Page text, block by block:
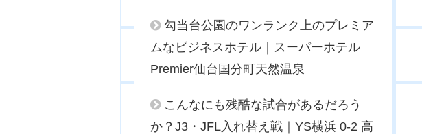
勾当台公園のワンランク上のプレミア
ムなビジネスホテル｜スーパーホテル
Premier仙台国分町天然温泉
こんなにも残酷な試合があるだろう
か？J3・JFL入れ替え戦｜YS横浜 0-2 高